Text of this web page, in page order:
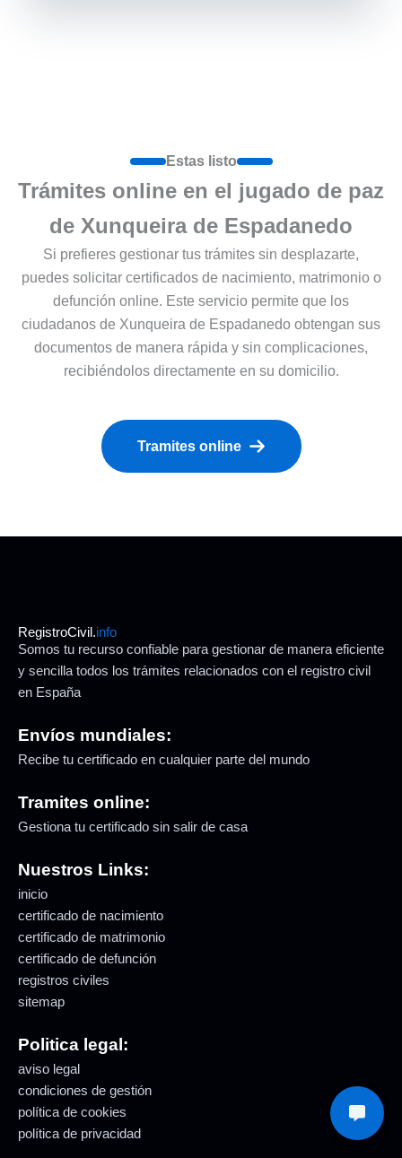
Estas listo
Trámites online en el jugado de paz
de Xunqueira de Espadanedo
Si prefieres gestionar tus trámites sin desplazarte,
puedes solicitar certificados de nacimiento, matrimonio o
defunción online. Este servicio permite que los
ciudadanos de Xunqueira de Espadanedo obtengan sus
documentos de manera rápida y sin complicaciones,
recibiéndolos directamente en su domicilio.
Tramites online
RegistroCivil.info
Somos tu recurso confiable para gestionar de manera eficiente
y sencilla todos los trámites relacionados con el registro civil
en España
Envíos mundiales:
Recibe tu certificado en cualquier parte del mundo
Tramites online:
Gestiona tu certificado sin salir de casa
Nuestros Links:
inicio
certificado de nacimiento
certificado de matrimonio
certificado de defunción
registros civiles
sitemap
Politica legal:
aviso legal
condiciones de gestión
política de cookies
política de privacidad